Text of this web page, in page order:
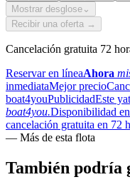
Mostrar desglose ⌄
Recibir una oferta →
Cancelación gratuita 72
Reservar en líneaAhora
inmediataMejor precio
boat4youPublicidadEste
boat4you.Disponibilidad
cancelación gratuita en 72
— Más de esta flota
También podría